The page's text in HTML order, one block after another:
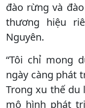
đào rừng và
thương hiệu
Nguyên.
“Tôi chỉ mong
ngày càng phát
Trong xu thế du
mô hình phát